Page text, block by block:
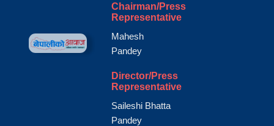
Chairman/Press
Representative
Mahesh
Pandey
Director/Press
Representative
Saileshi Bhatta
Pandey